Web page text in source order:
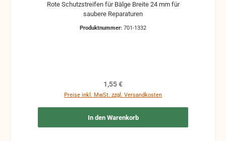
Rote Schutzstreifen für Bälge Breite 24 mm für
saubere Reparaturen
Produktnummer: 701-1332
Regulärer Preis:
1,55 €
Preise inkl. MwSt. zzgl. Versandkosten
In den Warenkorb